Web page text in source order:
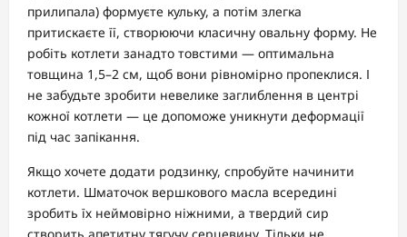
прилипала) формуєте кульку, а потім злегка
притискаєте її, створюючи класичну овальну форму. Не
робіть котлети занадто товстими — оптимальна
товщина 1,5–2 см, щоб вони рівномірно пропеклися. І
не забудьте зробити невелике заглиблення в центрі
кожної котлети — це допоможе уникнути деформації
під час запікання.
Якщо хочете додати родзинку, спробуйте начинити
котлети. Шматочок вершкового масла всередині
зробить їх неймовірно ніжними, а твердий сир